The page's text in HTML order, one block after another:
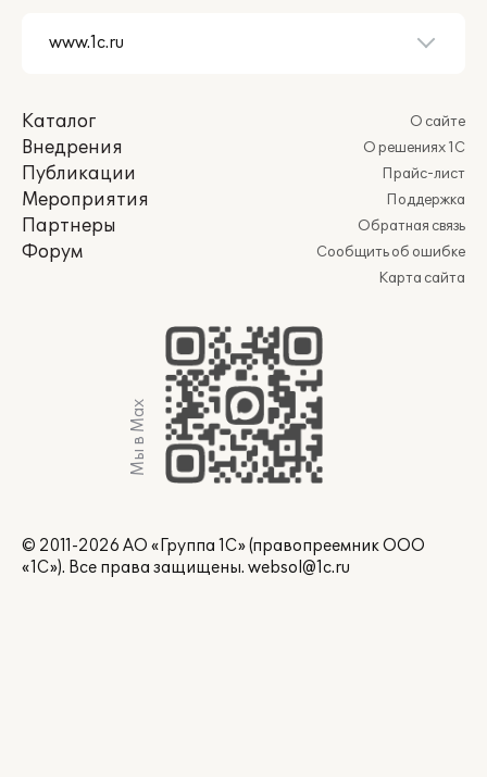
Каталог
Внедрения
Публикации
Мероприятия
Партнеры
Форум
О сайте
О решениях 1С
Прайс-лист
Поддержка
Обратная связь
Сообщить об ошибке
Карта сайта
Мы в Max
© 2011-2026 АО «Группа 1С» (правопреемник ООО
«1С»). Все права защищены. websol@1c.ru